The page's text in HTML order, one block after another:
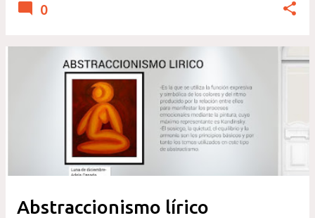
0
Abstraccionismo lírico